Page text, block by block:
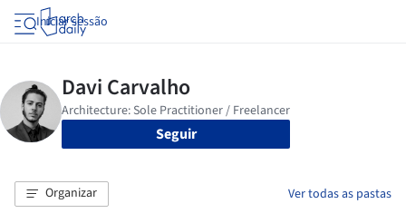
Iniciar sessão
Seguir
Organizar Ver todas as pastas